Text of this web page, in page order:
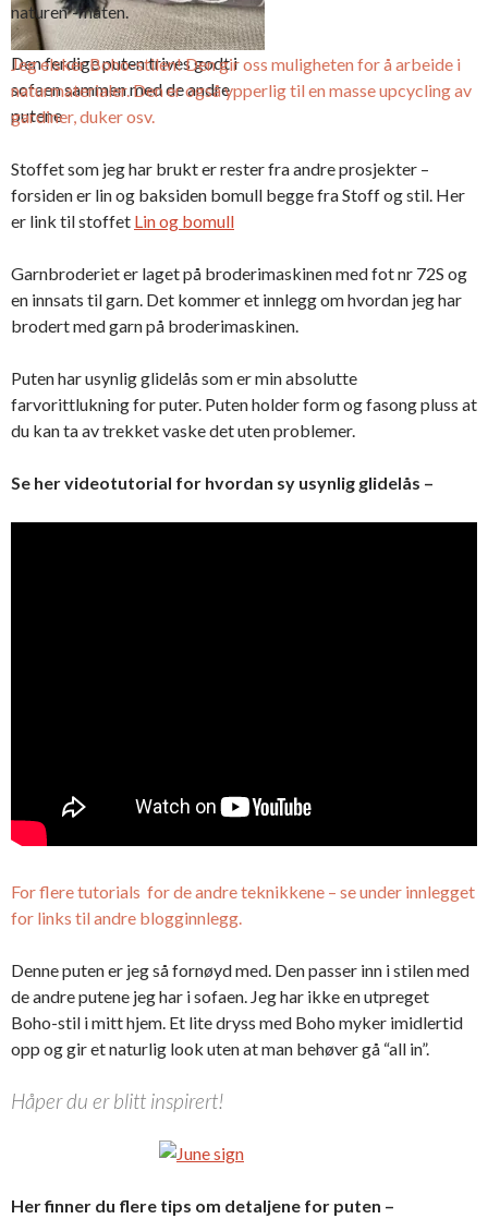
flitkuler
Den ferdige puten trives godt i
sofaen sammen med de andre
putene
naturen”-måten.
Jeg elsker Boho-stilen! Den gir oss muligheten for å arbeide i
naturmaterialer. Den er også ypperlig til en masse upcycling av
gardiner, duker osv.
Stoffet som jeg har brukt er rester fra andre prosjekter –
forsiden er lin og baksiden bomull begge fra Stoff og stil. Her
er link til stoffet Lin og bomull
Garnbroderiet er laget på broderimaskinen med fot nr 72S og
en innsats til garn. Det kommer et innlegg om hvordan jeg har
brodert med garn på broderimaskinen.
Puten har usynlig glidelås som er min absolutte
farvorittlukning for puter. Puten holder form og fasong pluss at
du kan ta av trekket vaske det uten problemer.
Se her videotutorial for hvordan sy usynlig glidelås –
For flere tutorials for de andre teknikkene – se under innlegget
for links til andre blogginnlegg.
Denne puten er jeg så fornøyd med. Den passer inn i stilen med
de andre putene jeg har i sofaen. Jeg har ikke en utpreget
Boho-stil i mitt hjem. Et lite dryss med Boho myker imidlertid
opp og gir et naturlig look uten at man behøver gå “all in”.
Håper du er blitt inspirert!
Her finner du flere tips om detaljene for puten –